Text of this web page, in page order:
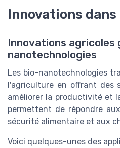
Innovations
Innovations agricoles
nanotechnologies
Les bio-nanotechnologies
l'agriculture en offrant des
améliorer la productivité et
permettent de répondre
sécurité alimentaire et aux
Voici quelques-unes des